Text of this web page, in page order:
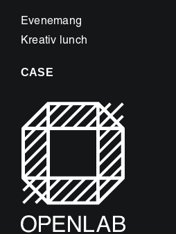
Evenemang
Kreativ lunch
CASE